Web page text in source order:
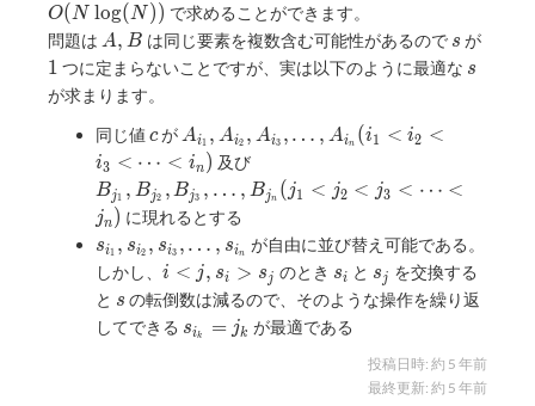
O(N log(N ) ) で求めることができます。
問題は A,
B
A, B は同じ要素を複数含む可能性があるので s
s が1
1 つに定まらないことですが、実は以下のように最適な s
s
が求まります。
同じ値 c
cが A_{i_1},
A_{i_2},
A_{i_3},
\dots,
A_{i_n}
(i_1 <
i_2 < i_3
< \dots
< i_n)
Ai1 , Ai2 , Ai3 , … , Ain (i1 < i2 <
i3 < ⋯ < in ) 及びB_{j_1},
B_{j_2},
B_{j_3},
\dots,
B_{j_n}
(j_1 <
j_2 < j_3
< \dots
Bj1 , Bj2 , Bj3 , … , Bjn (j1 < j2 < j3 < ⋯ <
jn ) に現れるとする
s_{i_1},
s_{i_2},
s_{i_3},
\dots,
s_{i_n}
si1 , si2 , si3 , … , sin
が自由に並び替え可能である。
しかし、 i
<
j,
s_i
i < j, si > sj のとき s_i
si と s_j
sj を交換する
と s
s の転倒数は減るので、そのような操作を繰り返
してできる s_{i_k}
sik = jk が最適である
投稿日時: 約 5 年前
最終更新: 約 5 年前